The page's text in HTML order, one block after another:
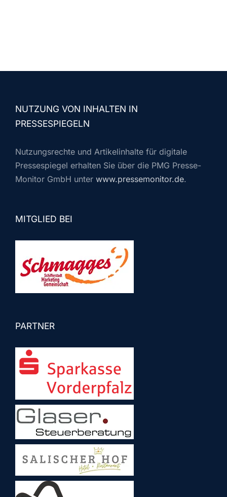
NUTZUNG VON INHALTEN IN
PRESSESPIEGELN
Nutzungsrechte und Artikelinhalte für digitale
Pressespiegel erhalten Sie über die PMG Presse-
Monitor GmbH unter www.pressemonitor.de.
MITGLIED BEI
PARTNER